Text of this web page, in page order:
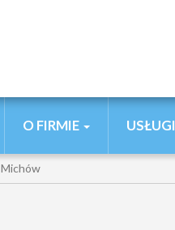
O FIRMIE USŁUGI
Michów